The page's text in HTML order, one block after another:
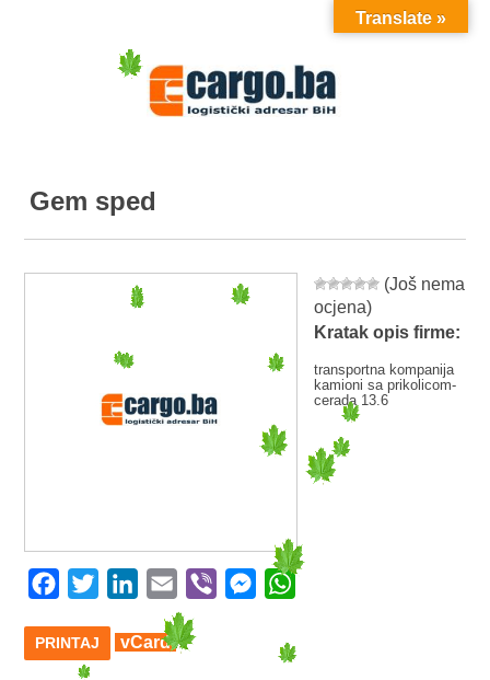
MENU
Gem sped
(Još nema
ocjena)
Kratak opis firme:
transportna kompanija
kamioni sa prikolicom-
cerada 13.6
Facebook
Twitter LinkedIn
Email Viber Messenger
PRINTAJ vCard
Translate »